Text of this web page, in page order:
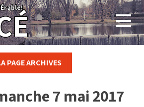
PAGE ARCHIVES
7 mai 2017